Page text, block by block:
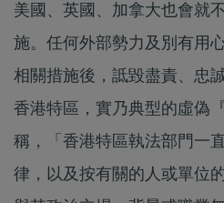
美國、英國、加拿大也會就
施。任何外部勢力及別有用
相關措施後，詆毀盡責、忠
香港特區，實乃典型的虛偽
稱，「香港特區執法部門一
律，以及按有關的人或單位